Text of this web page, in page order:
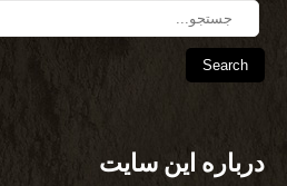
Search
درباره این سایت